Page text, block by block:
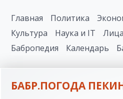
Главная Политика
Культура
Наука и IT Лица
Бабропедия
Календарь
БАБР.ПОГОДА